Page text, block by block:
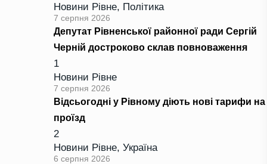
Новини Рівне, Політика
7 серпня 2026
Депутат Рівненської районної ради Сергій
Черній достроково склав повноваження
1
Новини Рівне
7 серпня 2026
Відсьогодні у Рівному діють нові тарифи на
проїзд
2
Новини Рівне, Україна
6 серпня 2026